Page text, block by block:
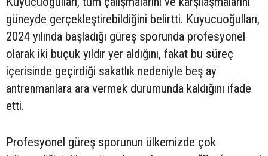
güneyde gerçekleştirebildiğini belirtti. Kuyucuoğulları,
2024 yılında başladığı güreş sporunda profesyonel
olarak iki buçuk yıldır yer aldığını, fakat bu süreç
içerisinde geçirdiği sakatlık nedeniyle beş ay
antrenmanlara ara vermek durumunda kaldığını ifade
etti.
Profesyonel güreş sporunun ülkemizde çok